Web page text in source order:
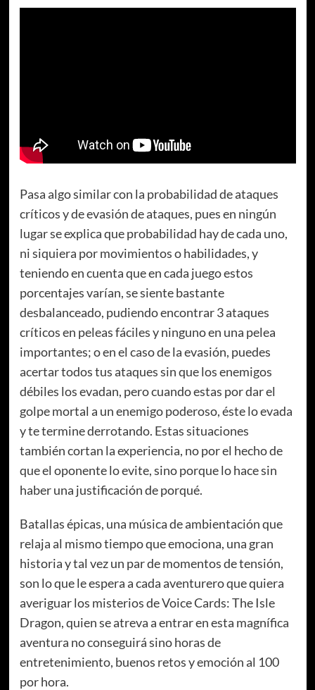
Pasa algo similar con la probabilidad de ataques
críticos y de evasión de ataques, pues en ningún
lugar se explica que probabilidad hay de cada uno,
ni siquiera por movimientos o habilidades, y
teniendo en cuenta que en cada juego estos
porcentajes varían, se siente bastante
desbalanceado, pudiendo encontrar 3 ataques
críticos en peleas fáciles y ninguno en una pelea
importantes; o en el caso de la evasión, puedes
acertar todos tus ataques sin que los enemigos
débiles los evadan, pero cuando estas por dar el
golpe mortal a un enemigo poderoso, éste lo evada
y te termine derrotando. Estas situaciones
también cortan la experiencia, no por el hecho de
que el oponente lo evite, sino porque lo hace sin
haber una justificación de porqué.
Batallas épicas, una música de ambientación que
relaja al mismo tiempo que emociona, una gran
historia y tal vez un par de momentos de tensión,
son lo que le espera a cada aventurero que quiera
averiguar los misterios de Voice Cards: The Isle
Dragon, quien se atreva a entrar en esta magnífica
aventura no conseguirá sino horas de
entretenimiento, buenos retos y emoción al 100
por hora.